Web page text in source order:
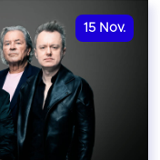
15 Nov.